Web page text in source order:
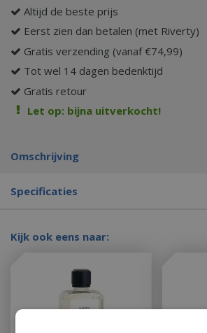
Altijd de beste prijs
Eerst zien dan betalen (met Riverty)
Gratis verzending (vanaf €74,99)
Tot wel 14 dagen bedenktijd
Gratis retour
Let op: bijna uitverkocht!
Omschrijving
Specificaties
Kijk ook eens naar: